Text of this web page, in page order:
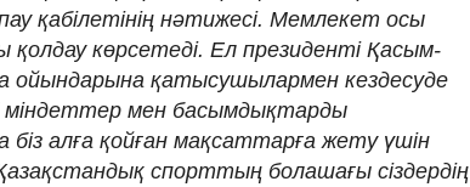
қабілетінің нәтижесі. Мемлекет осы
көрсетеді. Ел президенті Қасым-
қатысушылармен кездесуде
міндеттер мен басымдықтарды
алға қойған мақсаттарға жету үшін
спорттың болашағы сіздердің